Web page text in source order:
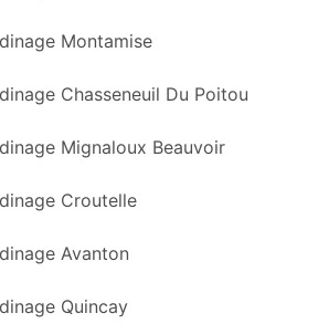
Montamise
Chasseneuil Du Poitou
Mignaloux Beauvoir
Croutelle
Avanton
Quincay